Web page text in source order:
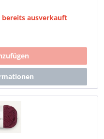
ausverkauft